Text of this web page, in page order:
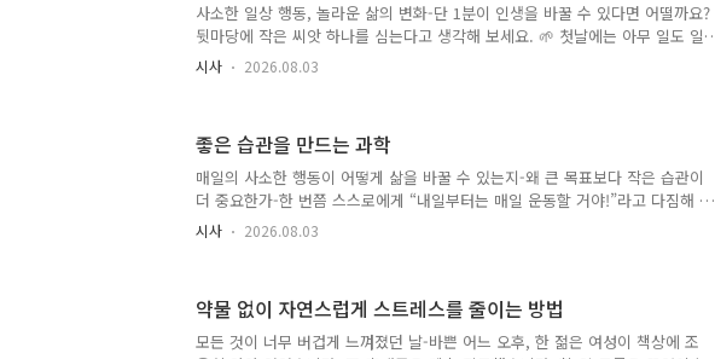
사소한 일상 행동, 놀라운 삶의 변화-단 1분이 인생을 바꿀 수 있다면 어떨까요?
뒷마당에 작은 씨앗 하나를 심는다고 생각해 보세요. 🌱 첫날에는 아무 일도 일
어나지 않습니다. 일주일 후… 여전히 별다른 변화가 없습니다. 한 달 후… 작은
초록 싹 하나만 돋아납니다. 하지만 몇 년이 지나면 어떨까요? 그 작은 씨앗은
표, 끝없는 동기 부여, 혹은 하룻밤 사이에 일어나는 극적인 변화가 필요하다고
믿습니다. 하지만 심리학자와 행동 과학자들은 놀라운 사실을 발견했습니다. 꾸
준히 반복되는 작은 습관은 오래가지 못하는 큰 노력보다 종종 더 강력한 힘을
발휘합니다..
시사 2026.08.03
좋은 습관을 만드는 과학
매일의 사소한 행동이 어떻게 삶을 바꿀 수 있는지-왜 큰 목표보다 작은 습관이
더 중요한가-한 번쯤 스스로에게 “내일부터는 매일 운동할 거야!”라고 다짐해 본
적이 있나요? 💪 아니면 일찍 일어나기로, 책을 더 많이 읽기로, 더 건강하게 먹
기로, 혹은 스마트폰을 덜 보기로 결심한 적이 있을지도 모릅니다. 며칠 동안은
다. 성공한 사람들이 매일 더 강한 동기를 가지고 있어서 성공한 것이 아닙니다.
그들은 더 나은 습관을 길러냈기 때문에 성공한 것입니다. 바로 매일 하는 작은
시사 2026.08.03
약물 없이 자연스럽게 스트레스를 줄이는 방법
모든 것이 너무 버겁게 느껴졌던 날-바쁜 어느 오후, 한 젊은 여성이 책상에 조